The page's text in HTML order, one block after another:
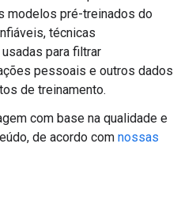
modelos pré-treinados do
técnicas
para filtrar
pessoais e outros dados
de treinamento.
com base na qualidade e
de acordo com nossas